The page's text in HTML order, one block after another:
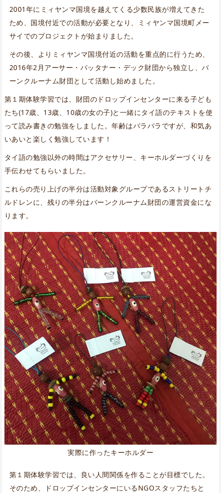
2001年にミィヤンマ国境を越えてくる少数民族が増えてきた
ため、国境付近での活動が必要となり、ミィヤンマ国境町メー
サイでのプロジェクトが始まりました。
その後、よりミィヤンマ国境付近の活動を重点的に行うため、
2016年2月アーサー・パッタナー・デック財団から独立し、バ
ーンクルーナム財団として活動し始めました。
第１期体験学習では、財団のドロップインセンターに来る子ども
たち(17歳、13歳、10歳の女の子)と一緒にタイ語のテキストを使
って読み書きの勉強をしました。年齢はバラバラですが、和気あ
いあいと楽しく勉強しています！
タイ語の勉強以外の時間はアクセサリー、キーホルダーづくりを
手伝わせてもらいました。
これらの売り上げの半分は活動対象グループであるストリートチ
ルドレンに、残りの半分はバーンクルーナム財団の運営資金にな
ります。
実際に作ったキーホルダー
第１期体験学習では、良い人間関係を作ることが目標でした。
そのため、ドロップインセンターにいるNGOスタッフたちと